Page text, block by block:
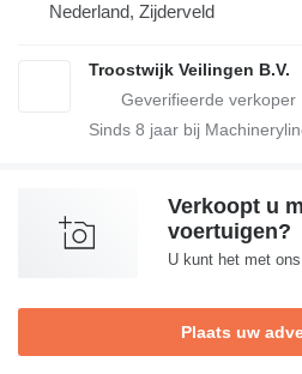
Nederland, Zijderveld
Troostwijk Veilingen B.V.
Sinds 8 jaar bij
Verkoopt u
voertuigen?
U kunt het met
Plaats uw